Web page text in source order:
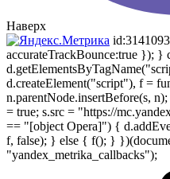
Наверх
accurateTrackBounce:true });
d.createElement("script"), f =
n.parentNode.insertBefore(s,
= true; s.src = "https://
== "[object Opera]") {
f, false); } else { f(); }
"yandex_metrika_callbacks");